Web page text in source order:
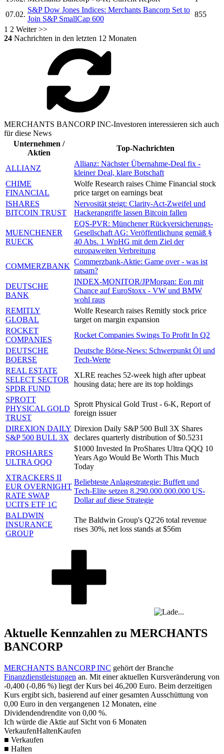
07.02.
S&P Dow Jones Indices: Merchants Bancorp Set to
Join S&P SmallCap 600
855
1 2 Weiter >>
24 Nachrichten in den letzten 12 Monaten
MERCHANTS BANCORP INC-Investoren interessieren sich auch
für diese News
Unternehmen /
Aktien
Top-Nachrichten
ALLIANZ
Allianz: Nächster Übernahme-Deal fix -
kleiner Deal, klare Botschaft
CHIME
FINANCIAL
Wolfe Research raises Chime Financial stock
price target on earnings beat
ISHARES
BITCOIN TRUST
Nervosität steigt: Clarity-Act-Zweifel und
Hackerangriffe lassen Bitcoin fallen
MUENCHENER
RUECK
EQS-PVR: Münchener Rückversicherungs-
Gesellschaft AG: Veröffentlichung gemäß §
40 Abs. 1 WpHG mit dem Ziel der
europaweiten Verbreitung
COMMERZBANK
Commerzbank-Aktie: Game over - was ist
ratsam?
DEUTSCHE
BANK
INDEX-MONITOR/JPMorgan: Eon mit
Chance auf EuroStoxx - VW und BMW
wohl raus
REMITLY
GLOBAL
Wolfe Research raises Remitly stock price
target on margin expansion
ROCKET
COMPANIES
Rocket Companies Swings To Profit In Q2
DEUTSCHE
BOERSE
Deutsche Börse-News: Schwerpunkt Öl und
Tech-Werte
REAL ESTATE
SELECT SECTOR
SPDR FUND
XLRE reaches 52-week high after upbeat
housing data; here are its top holdings
SPROTT
PHYSICAL GOLD
TRUST
Sprott Physical Gold Trust - 6-K, Report of
foreign issuer
DIREXION DAILY
S&P 500 BULL 3X
Direxion Daily S&P 500 Bull 3X Shares
declares quarterly distribution of $0.5231
PROSHARES
ULTRA QQQ
$1000 Invested In ProShares Ultra QQQ 10
Years Ago Would Be Worth This Much
Today
XTRACKERS II
EUR OVERNIGHT
RATE SWAP
UCITS ETF 1C
Beliebteste Anlagestrategie: Buffett und
Tech-Elite setzen 8.290.000.000.000 US-
Dollar auf diese Strategie
BALDWIN
INSURANCE
GROUP
The Baldwin Group's Q2'26 total revenue
rises 30%, net loss stands at $56m
Aktuelle Kennzahlen zu MERCHANTS
BANCORP
MERCHANTS BANCORP INC gehört der Branche
Finanzdienstleistungen an. Mit einer aktuellen Kursveränderung von
-0,400 (-0,86 %) liegt der Kurs bei 46,200 Euro. Beim derzeitigen
Kurs ergibt sich, basierend auf einer gesamten Ausschüttung von
0,00 Euro in den vergangenen 12 Monaten, eine
Dividendendrendite von 0,00 %.
Ich würde die Aktie auf Sicht von 6 Monaten
VerkaufenHaltenKaufen
■ Verkaufen
■ Halten